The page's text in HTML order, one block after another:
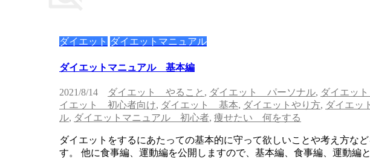
ダイエット ダイエットマニュアル
ダイエットマニュアル 基本編
2021/8/14 ダイエット やること , ダイエット パーソナル, ダイエッ
イエット 初心者向け, ダイエット 基本, ダイエットやり方, ダイエッ
ル, ダイエットマニュアル 初心者, 痩せたい 何をする
ダイエットをするにあたっての基本的に守って欲しいことや考え方など
す。 他に食事編、運動編を公開しますので、基本編、食事編、運動編